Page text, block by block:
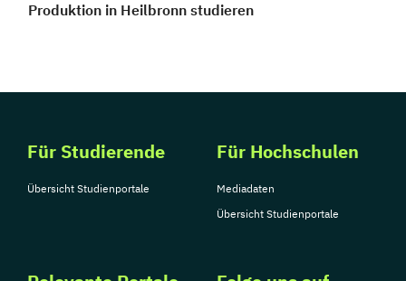
Produktion in Heilbronn studieren
Für Studierende
Übersicht Studienportale
Für Hochschulen
Mediadaten
Übersicht Studienportale